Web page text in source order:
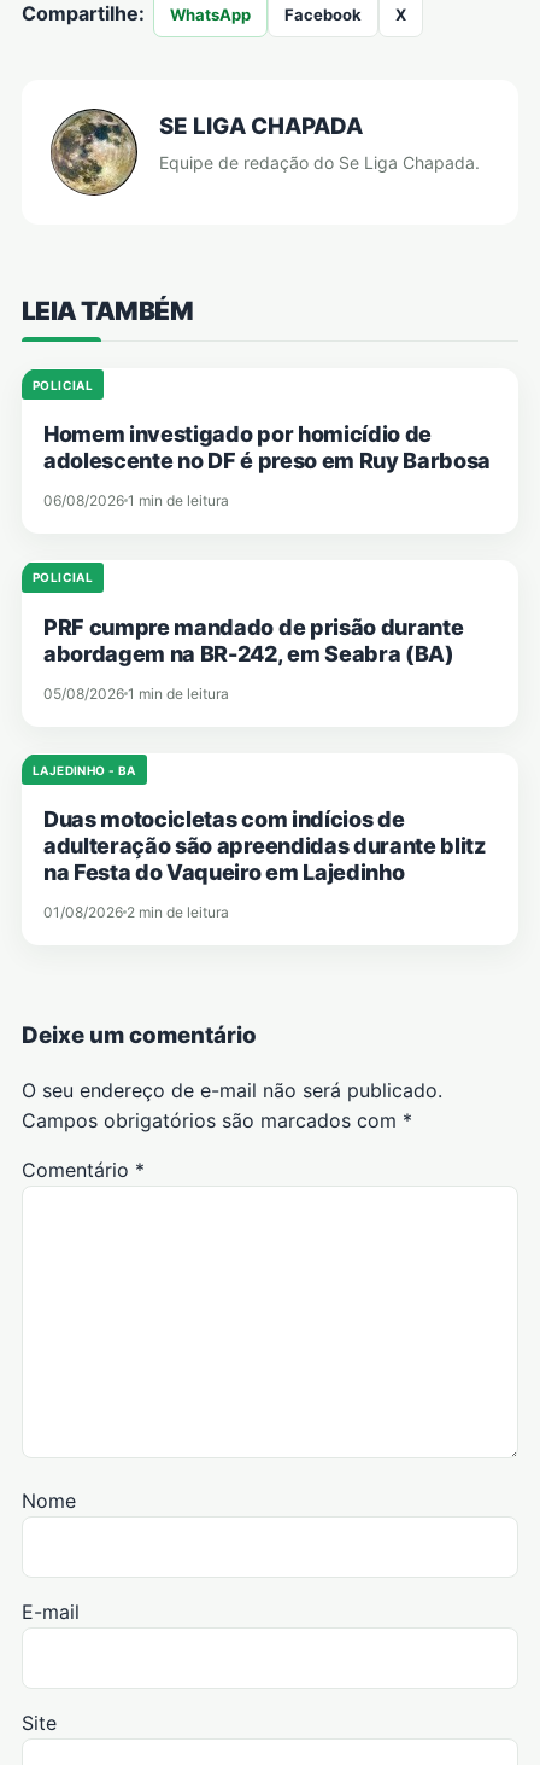
Compartilhe: WhatsApp Facebook X
SE LIGA CHAPADA
Equipe de redação do Se Liga Chapada.
LEIA TAMBÉM
POLICIAL
Homem investigado por homicídio de
adolescente no DF é preso em Ruy Barbosa
06/08/2026 1 min de leitura
POLICIAL
PRF cumpre mandado de prisão durante
abordagem na BR-242, em Seabra (BA)
05/08/2026 1 min de leitura
LAJEDINHO - BA
Duas motocicletas com indícios de
adulteração são apreendidas durante blitz
na Festa do Vaqueiro em Lajedinho
01/08/2026 2 min de leitura
Deixe um comentário
O seu endereço de e-mail não será publicado.
Campos obrigatórios são marcados com *
Comentário *
Nome
E-mail
Site